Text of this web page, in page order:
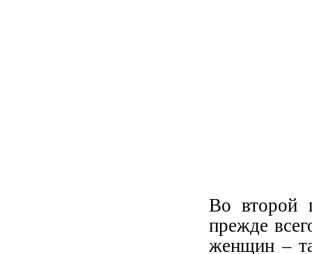
Во второй
прежде
женщин –